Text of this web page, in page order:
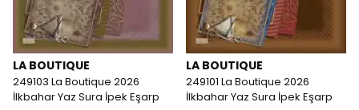
LA BOUTIQUE
249103 La Boutique 2026
İlkbahar Yaz Sura İpek Eşarp
LA BOUTIQUE
249101 La Boutique 2026
İlkbahar Yaz Sura İpek Eşarp